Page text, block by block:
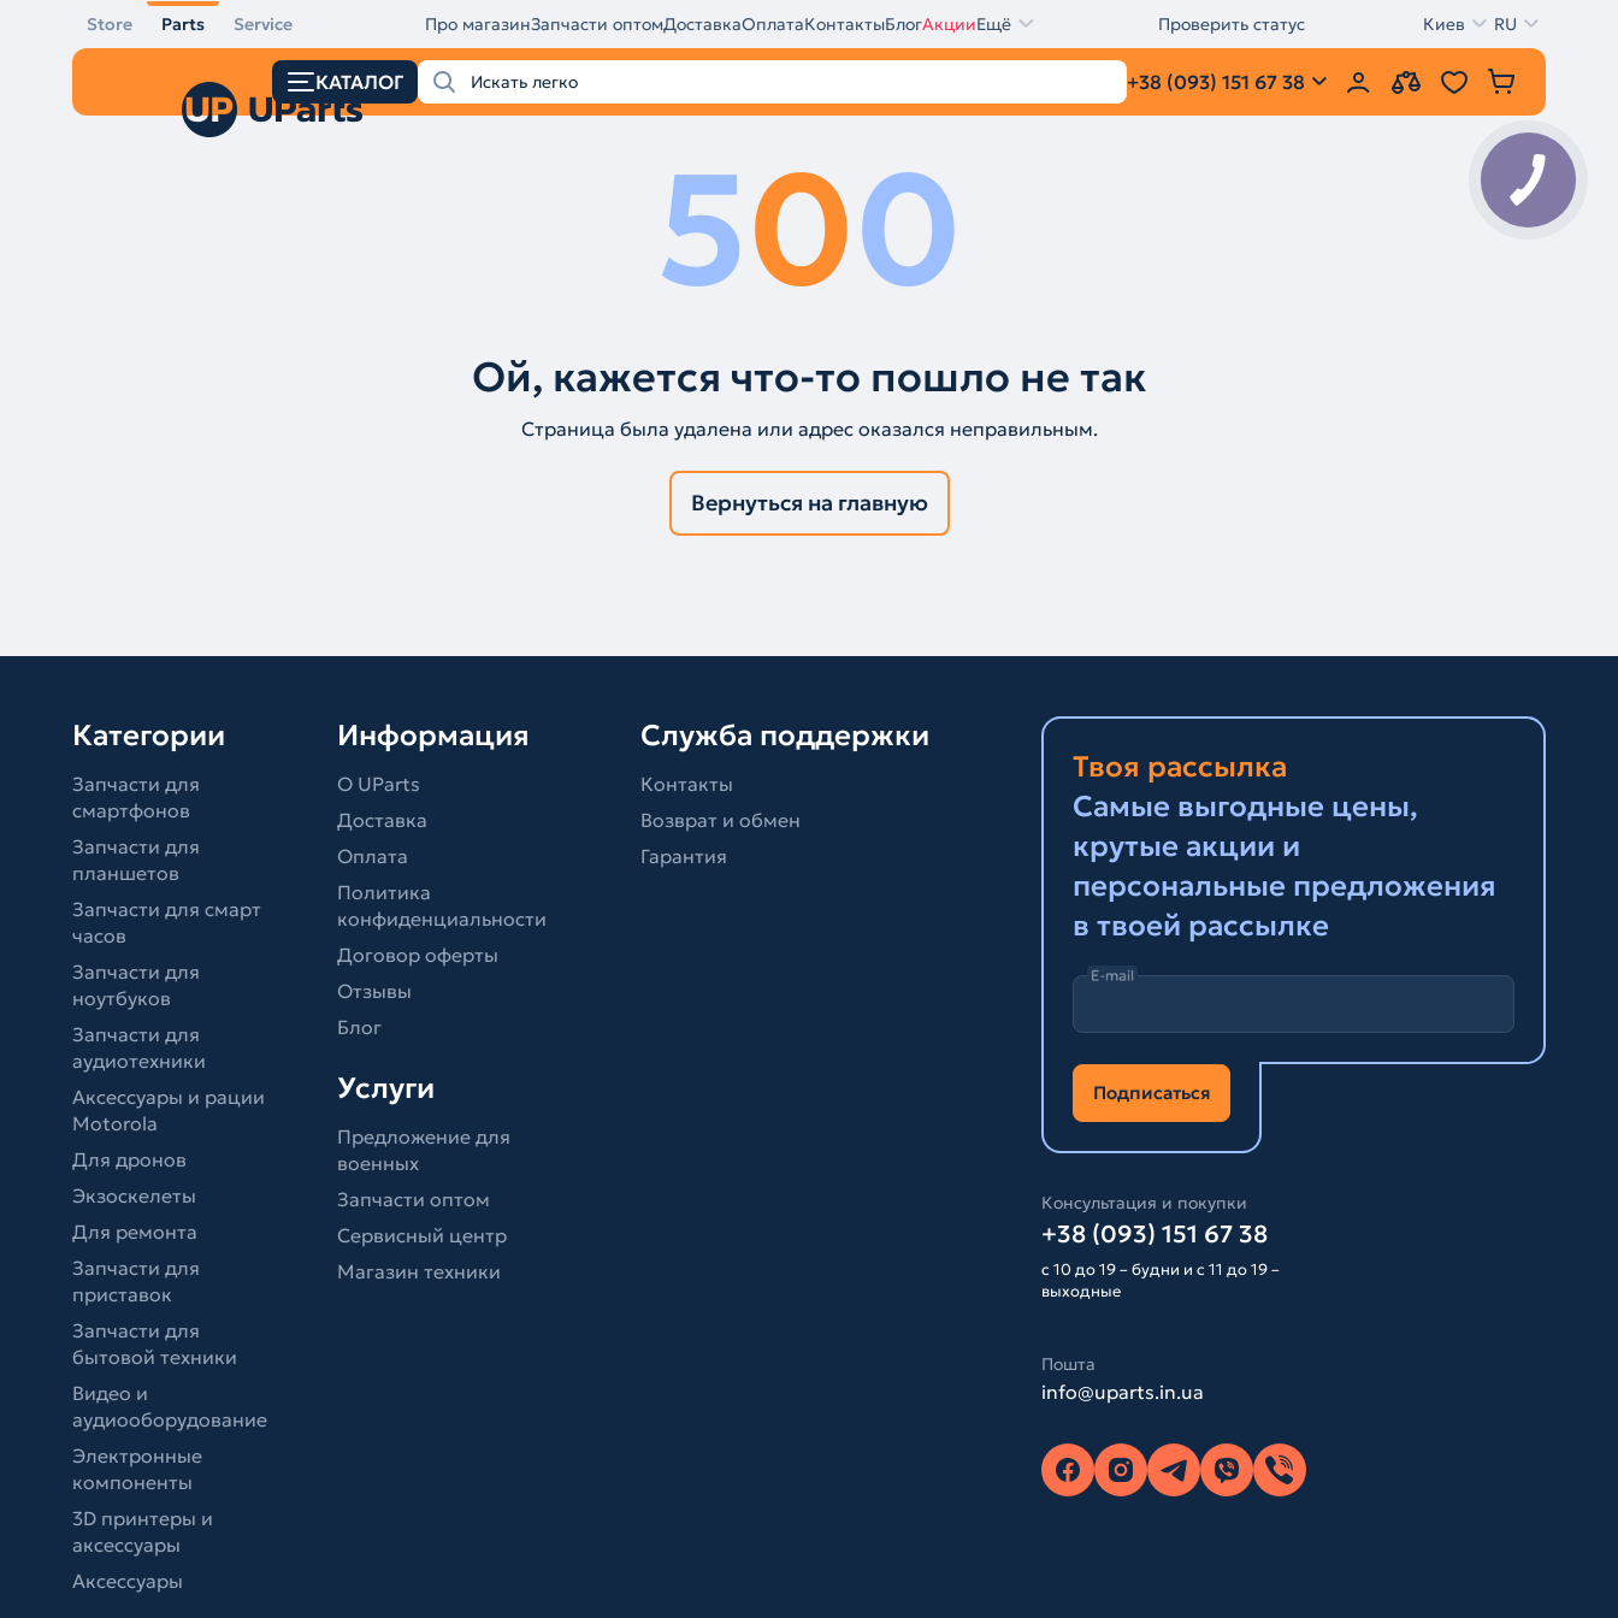
Store Parts Service Про магазинЗапчасти оптомДоставкаОплатаКонтактыБлогАкцииЕщё Проверить статус Киев RU
КАТАЛОГ +38 (093) 151 67 38
500
Ой, кажется что-то пошло не так
Страница была удалена или адрес оказался неправильным.
Вернуться на главную
Категории
Запчасти для
смартфонов
Запчасти для
планшетов
Запчасти для смарт
часов
Запчасти для
ноутбуков
Запчасти для
аудиотехники
Аксессуары и рации
Motorola
Для дронов
Экзоскелеты
Для ремонта
Запчасти для
приставок
Запчасти для
бытовой техники
Видео и
аудиооборудование
Электронные
компоненты
3D принтеры и
аксессуары
Аксессуары
Информация
О UParts
Доставка
Оплата
Политика
конфиденциальности
Договор оферты
Отзывы
Блог
Услуги
Предложение для
военных
Запчасти оптом
Сервисный центр
Магазин техники
Служба поддержки
Контакты
Возврат и обмен
Гарантия
Твоя рассылка
Самые выгодные цены,
крутые акции и
персональные предложения
в твоей рассылке
E-mail
Подписаться
Консультация и покупки
+38 (093) 151 67 38
с 10 до 19 – будни и с 11 до 19 –
выходные
Пошта
info@uparts.in.ua